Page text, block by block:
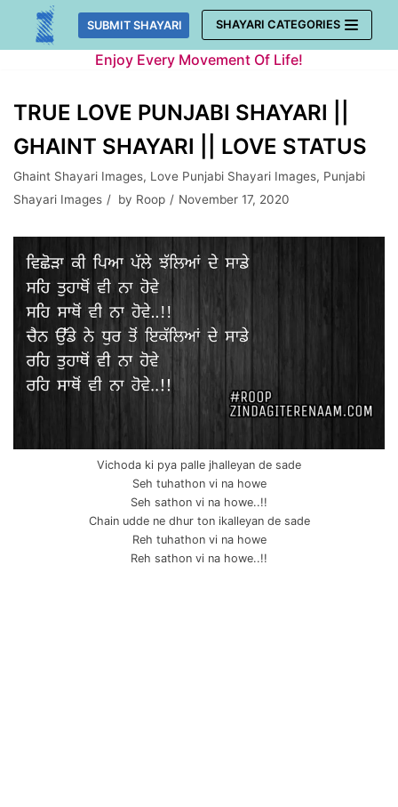
Skip
SUBMIT SHAYARI SHAYARI CATEGORIES
Enjoy Every Movement Of Life!
TRUE LOVE PUNJABI SHAYARI ||
GHAINT SHAYARI || LOVE STATUS
Ghaint Shayari Images, Love Punjabi Shayari Images, Punjabi
Shayari Images
by Roop November 17, 2020
Vichoda ki pya palle jhalleyan de sade
Seh tuhathon vi na howe
Seh sathon vi na howe..!!
Chain udde ne dhur ton ikalleyan de sade
Reh tuhathon vi na howe
Reh sathon vi na howe..!!